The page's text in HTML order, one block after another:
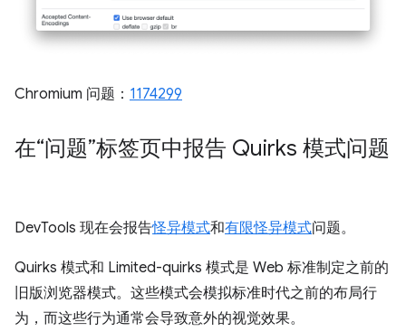
Chromium 问题： 1174299
在“问题”标签页中报告 Quirks 模式问题
DevTools 现在会报告怪异模式和有限怪异模式问题。
Quirks 模式和 Limited-quirks 模式是 Web 标准制定之前的
旧版浏览器模式。这些模式会模拟标准时代之前的布局行
为，而这些行为通常会导致意外的视觉效果。